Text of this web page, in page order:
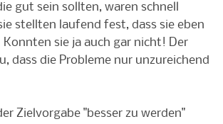
gut sein sollten, waren schnell
stellten laufend fest, dass sie eben
sie ja auch gar nicht! Der
dass die Probleme nur unzureichend
Zielvorgabe "besser zu werden"